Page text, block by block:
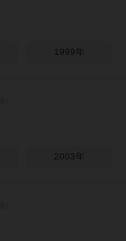
1999年
2003年